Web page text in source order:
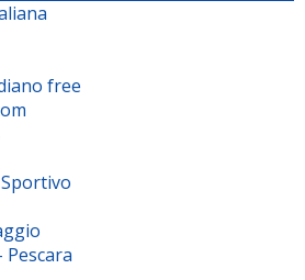
free
Pescara